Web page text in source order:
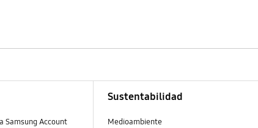
Samsung Account
Sustentabilidad
Medioambiente